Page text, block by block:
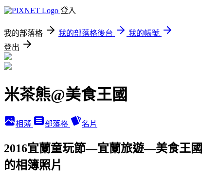
登入
我的部落格 我的部落格後台
我的帳號
登出
米茶熊@美食王國
相簿 部落格 名片
2016宜蘭童玩節—宜蘭旅遊—美食王國
的相簿照片